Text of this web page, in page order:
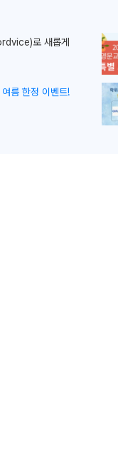
로 새롭게
름 한정 이벤트!